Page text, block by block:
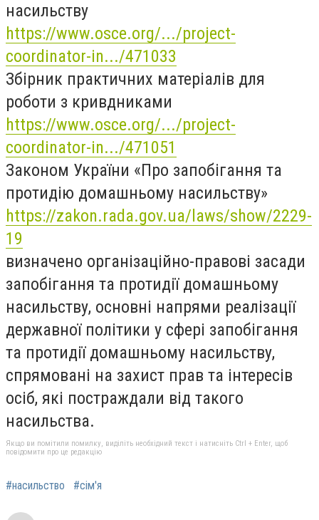
насильству
https://www.osce.org/.../project-
coordinator-in.../471033
Збірник практичних матеріалів для
роботи з кривдниками
https://www.osce.org/.../project-
coordinator-in.../471051
Законом України «Про запобігання та
протидію домашньому насильству»
https://zakon.rada.gov.ua/laws/show/2229-
19
визначено організаційно-правові засади
запобігання та протидії домашньому
насильству, основні напрями реалізації
державної політики у сфері запобігання
та протидії домашньому насильству,
спрямовані на захист прав та інтересів
осіб, які постраждали від такого
насильства.
Якщо ви помітили помилку, виділіть необхідний текст і натисніть Ctrl + Enter, щоб
повідомити про це редакцію
#насильство #сім'я